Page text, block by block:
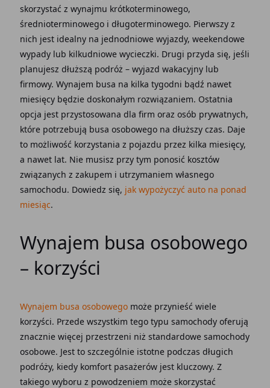
skorzystać z wynajmu krótkoterminowego,
średnioterminowego i długoterminowego. Pierwszy z
nich jest idealny na jednodniowe wyjazdy, weekendowe
wypady lub kilkudniowe wycieczki. Drugi przyda się, jeśli
planujesz dłuższą podróż – wyjazd wakacyjny lub
firmowy. Wynajem busa na kilka tygodni bądź nawet
miesięcy będzie doskonałym rozwiązaniem. Ostatnia
opcja jest przystosowana dla firm oraz osób prywatnych,
które potrzebują busa osobowego na dłuższy czas. Daje
to możliwość korzystania z pojazdu przez kilka miesięcy,
a nawet lat. Nie musisz przy tym ponosić kosztów
związanych z zakupem i utrzymaniem własnego
samochodu. Dowiedz się, jak wypożyczyć auto na ponad
miesiąc.
Wynajem busa osobowego
– korzyści
Wynajem busa osobowegomoże przynieść wiele
korzyści. Przede wszystkim tego typu samochody oferują
znacznie więcej przestrzeni niż standardowe samochody
osobowe. Jest to szczególnie istotne podczas długich
podróży, kiedy komfort pasażerów jest kluczowy. Z
takiego wyboru z powodzeniem może skorzystać